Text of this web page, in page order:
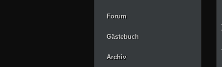
Forum
Gästebuch
Archiv